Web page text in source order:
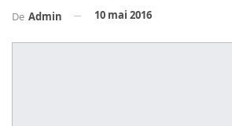
De Admin 10 mai 2016